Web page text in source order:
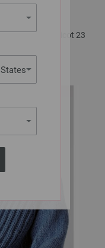
Modèle 17 / Tricot 23